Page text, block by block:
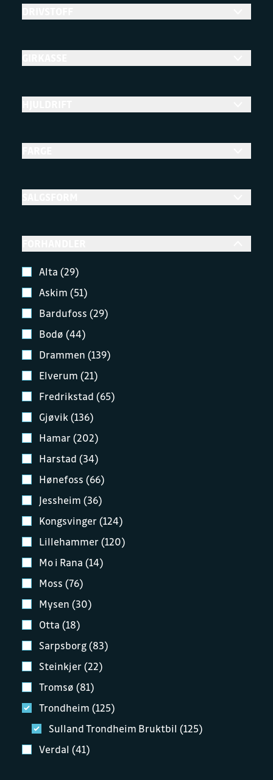
Alta (29)
Askim (51)
Bardufoss (29)
Bodø (44)
Drammen (139)
Elverum (21)
Fredrikstad (65)
Gjøvik (136)
Hamar (202)
Harstad (34)
Hønefoss (66)
Jessheim (36)
Kongsvinger (124)
Lillehammer (120)
Mo i Rana (14)
Moss (76)
Mysen (30)
Otta (18)
Sarpsborg (83)
Steinkjer (22)
Tromsø (81)
Trondheim (125)
Sulland Trondheim Bruktbil (125)
Verdal (41)